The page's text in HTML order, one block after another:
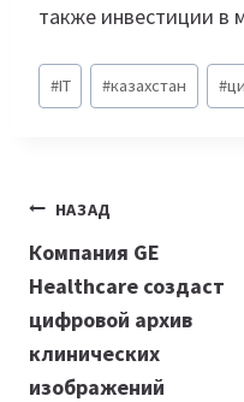
также инвестиции в
Метки
записи:
#IT #казахстан #
Навигация
по
записям
НАЗАД
Компания GE
Healthcare создаст
цифровой архив
клинических
изображений